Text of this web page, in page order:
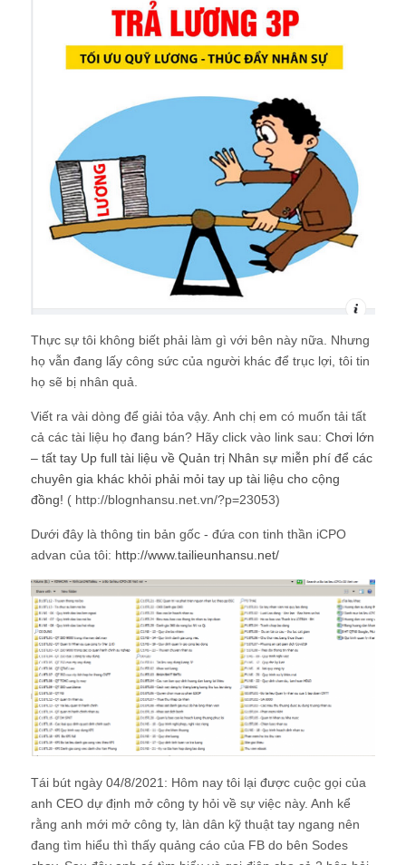
Thực sự tôi không biết phải làm gì với bên này nữa. Nhưng
họ vẫn đang lấy công sức của người khác để trục lợi, tôi tin
họ sẽ bị nhân quả.
Viết ra vài dòng để giải tỏa vậy. Anh chị em có muốn tải tất
cả các tài liệu họ đang bán? Hãy click vào link sau: Chơi lớn
– tất tay Up full tài liệu về Quản trị Nhân sự miễn phí để các
chuyên gia khác khỏi phải mỏi tay up tài liệu cho cộng
đồng! ( http://blognhansu.net.vn/?p=23053)
Dưới đây là thông tin bản gốc - đứa con tinh thần iCPO
advan của tôi: http://www.tailieunhansu.net/
Tái bút ngày 04/8/2021: Hôm nay tôi lại được cuộc gọi của
anh CEO dự định mở công ty hỏi về sự việc này. Anh kể
rằng anh mới mở công ty, làn dân kỹ thuật tay ngang nên
đang tìm hiểu thì thấy quảng cáo của FB do bên Sodes